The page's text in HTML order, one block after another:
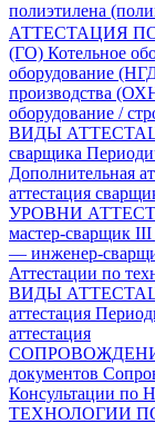
полиэтилена
АТТЕСТАЦИЯ
(ГО) Котельное
оборудование
производства
оборудование /
ВИДЫ
сварщика
Дополнительная
аттестация
УРОВНИ
мастер-сварщик III
— инженер-
Аттестации по
ВИДЫ
аттестация
аттестация
документов
Консультации
ТЕХНОЛОГИИ